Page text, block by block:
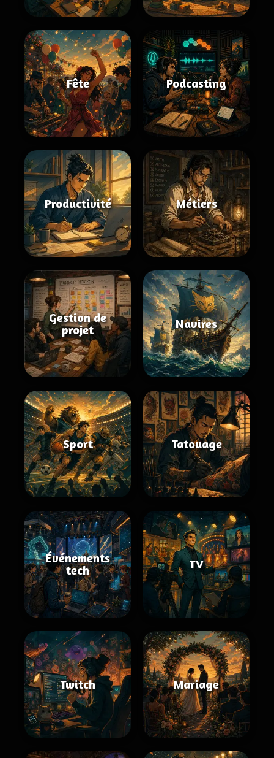
Fête Podcasting
Productivité Métiers
Gestion de
projet
Navires
Sport Tatouage
Événements
tech
TV
Twitch Mariage